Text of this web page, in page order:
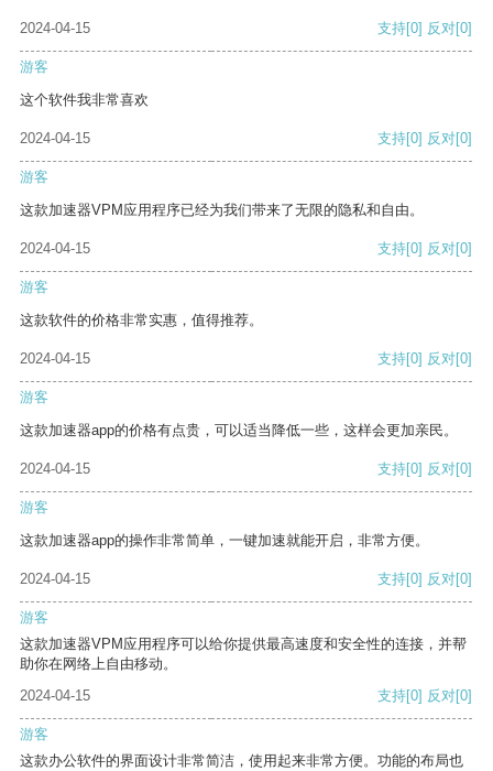
2024-04-15 支持[0] 反对[0]
游客
这个软件我非常喜欢
2024-04-15 支持[0] 反对[0]
游客
这款加速器VPM应用程序已经为我们带来了无限的隐私和自由。
2024-04-15 支持[0] 反对[0]
游客
这款软件的价格非常实惠，值得推荐。
2024-04-15 支持[0] 反对[0]
游客
这款加速器app的价格有点贵，可以适当降低一些，这样会更加亲民。
2024-04-15 支持[0] 反对[0]
游客
这款加速器app的操作非常简单，一键加速就能开启，非常方便。
2024-04-15 支持[0] 反对[0]
游客
这款加速器VPM应用程序可以给你提供最高速度和安全性的连接，并帮
助你在网络上自由移动。
2024-04-15
支持[0] 反对[0]
游客
这款办公软件的界面设计非常简洁，使用起来非常方便。功能的布局也